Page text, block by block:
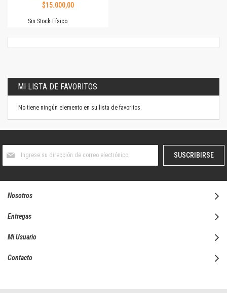
$15.000,00
Sin Stock Físico
MI LISTA DE FAVORITOS
No tiene ningún elemento en su lista de favoritos.
boletín
SUSCRIBIRSE
Nosotros
Entregas
Mi Usuario
Contacto